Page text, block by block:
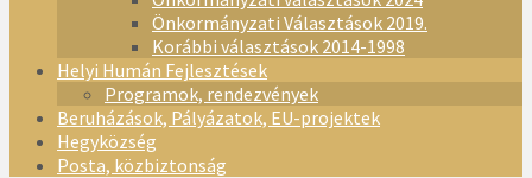
Önkormányzati Választások 2019.
Korábbi választások 2014-1998
Helyi Humán Fejlesztések
Programok, rendezvények
Beruházások, Pályázatok, EU-projektek
Hegyközség
Posta, közbiztonság